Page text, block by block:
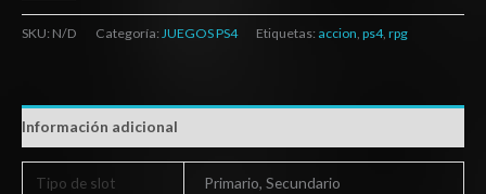
SKU: N/D Categoría: JUEGOS PS4 Etiquetas: accion, ps4, rpg
Información adicional
Tipo de slot Primario, Secundario